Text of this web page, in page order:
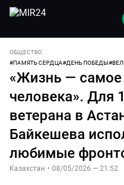
ОБЩЕСТВО
#ПАМЯТЬ СЕРДЦА#ДЕНЬ ПОБЕДЫ#
«Жизнь — самое
человека». Для
ветерана в
Байкешева
любимые
Казахстан • 08/05/2026 — 21:52